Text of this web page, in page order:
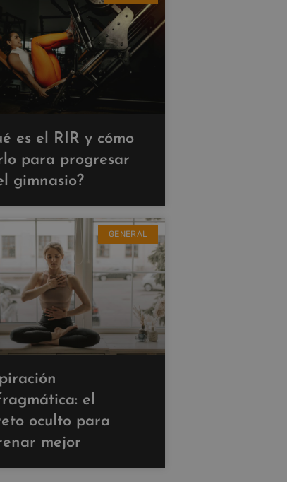
es el RIR y cómo
para progresar
gimnasio?
GENERAL
el
oculto para
mejor